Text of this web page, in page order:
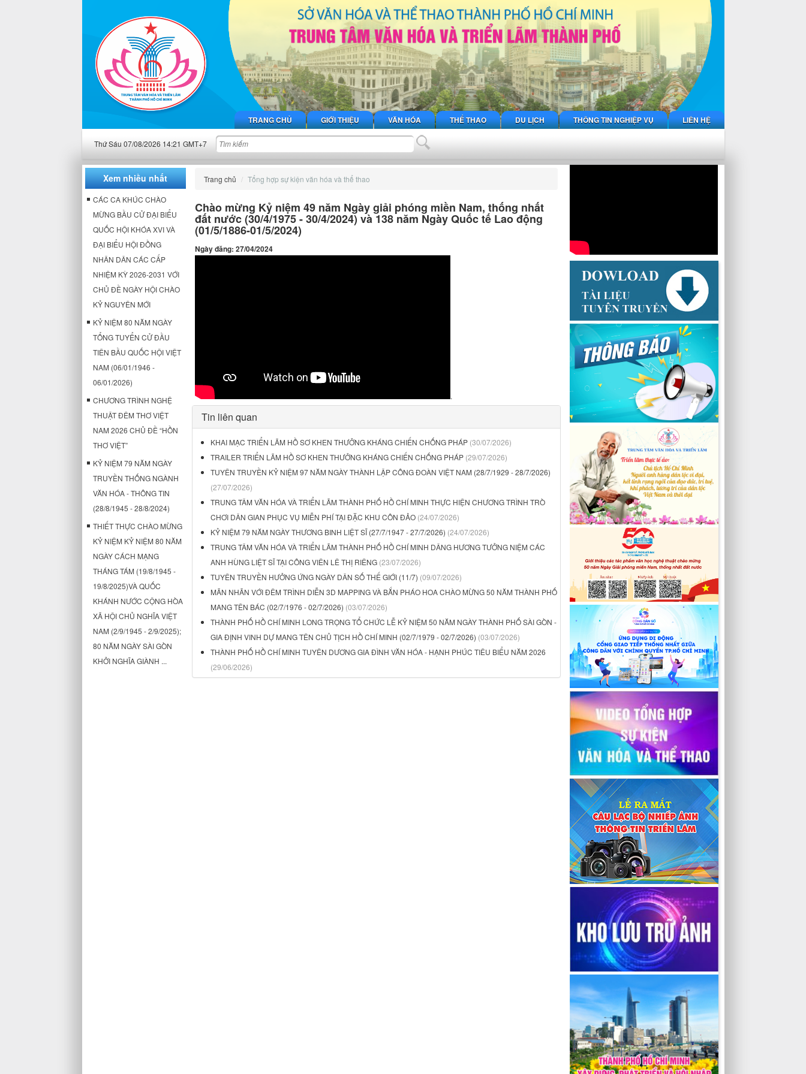
TRANG CHỦ GIỚI THIỆU VĂN HÓA THỂ THAO DU LỊCH THÔNG TIN NGHIỆP VỤ LIÊN HỆ
Thứ Sáu 07/08/2026 14:21 GMT+7
Xem nhiều nhất
CÁC CA KHÚC CHÀO
MỪNG BẦU CỬ ĐẠI BIỂU
QUỐC HỘI KHÓA XVI VÀ
ĐẠI BIỂU HỘI ĐỒNG
NHÂN DÂN CÁC CẤP
NHIỆM KỲ 2026-2031 VỚI
CHỦ ĐỀ NGÀY HỘI CHÀO
KỶ NGUYÊN MỚI
KỶ NIỆM 80 NĂM NGÀY
TỔNG TUYỂN CỬ ĐẦU
TIÊN BẦU QUỐC HỘI VIỆT
NAM (06/01/1946 -
06/01/2026)
CHƯƠNG TRÌNH NGHỆ
THUẬT ĐÊM THƠ VIỆT
NAM 2026 CHỦ ĐỀ “HỒN
THƠ VIỆT”
KỶ NIỆM 79 NĂM NGÀY
TRUYỀN THỐNG NGÀNH
VĂN HÓA - THÔNG TIN
(28/8/1945 - 28/8/2024)
THIẾT THỰC CHÀO MỪNG
KỶ NIỆM KỶ NIỆM 80 NĂM
NGÀY CÁCH MẠNG
THÁNG TÁM (19/8/1945 -
19/8/2025)VÀ QUỐC
KHÁNH NƯỚC CỘNG HÒA
XÃ HỘI CHỦ NGHĨA VIỆT
NAM (2/9/1945 - 2/9/2025);
80 NĂM NGÀY SÀI GÒN
KHỞI NGHĨA GIÀNH ...
Trang chủ Tổng hợp sự kiện văn hóa và thể thao
Chào mừng Kỷ niệm 49 năm Ngày giải phóng miền Nam, thống nhất
đất nước (30/4/1975 - 30/4/2024) và 138 năm Ngày Quốc tế Lao động
(01/5/1886-01/5/2024)
Ngày đăng: 27/04/2024
.
Tin liên quan
KHAI MẠC TRIỂN LÃM HỒ SƠ KHEN THƯỞNG KHÁNG CHIẾN CHỐNG PHÁP (30/07/2026)
TRAILER TRIỂN LÃM HỒ SƠ KHEN THƯỞNG KHÁNG CHIẾN CHỐNG PHÁP (29/07/2026)
TUYÊN TRUYỀN KỶ NIỆM 97 NĂM NGÀY THÀNH LẬP CÔNG ĐOÀN VIỆT NAM (28/7/1929 - 28/7/2026)
(27/07/2026)
TRUNG TÂM VĂN HÓA VÀ TRIỂN LÃM THÀNH PHỐ HỒ CHÍ MINH THỰC HIỆN CHƯƠNG TRÌNH TRÒ
CHƠI DÂN GIAN PHỤC VỤ MIỄN PHÍ TẠI ĐẶC KHU CÔN ĐẢO (24/07/2026)
KỶ NIỆM 79 NĂM NGÀY THƯƠNG BINH LIỆT SĨ (27/7/1947 - 27/7/2026) (24/07/2026)
TRUNG TÂM VĂN HÓA VÀ TRIỂN LÃM THÀNH PHỐ HỒ CHÍ MINH DÂNG HƯƠNG TƯỞNG NIỆM CÁC
ANH HÙNG LIỆT SĨ TẠI CÔNG VIÊN LÊ THỊ RIÊNG (23/07/2026)
TUYÊN TRUYỀN HƯỞNG ỨNG NGÀY DÂN SỐ THẾ GIỚI (11/7) (09/07/2026)
MÃN NHÃN VỚI ĐÊM TRÌNH DIỄN 3D MAPPING VÀ BẮN PHÁO HOA CHÀO MỪNG 50 NĂM THÀNH PHỐ
MANG TÊN BÁC (02/7/1976 - 02/7/2026) (03/07/2026)
THÀNH PHỐ HỒ CHÍ MINH LONG TRỌNG TỔ CHỨC LỄ KỶ NIỆM 50 NĂM NGÀY THÀNH PHỐ SÀI GÒN -
GIA ĐỊNH VINH DỰ MANG TÊN CHỦ TỊCH HỒ CHÍ MINH (02/7/1979 - 02/7/2026) (03/07/2026)
THÀNH PHỐ HỒ CHÍ MINH TUYÊN DƯƠNG GIA ĐÌNH VĂN HÓA - HẠNH PHÚC TIÊU BIỂU NĂM 2026
(29/06/2026)